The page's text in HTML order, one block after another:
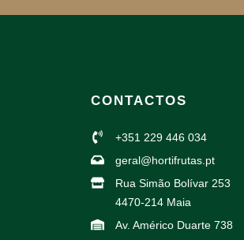
CONTACTOS
+351 229 446 034
geral@hortifrutas.pt
Rua Simão Bolívar 253
4470-214 Maia
Av. Américo Duarte 738